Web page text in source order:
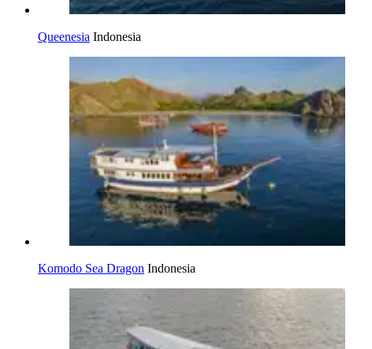
Queenesia Indonesia
Komodo Sea Dragon Indonesia